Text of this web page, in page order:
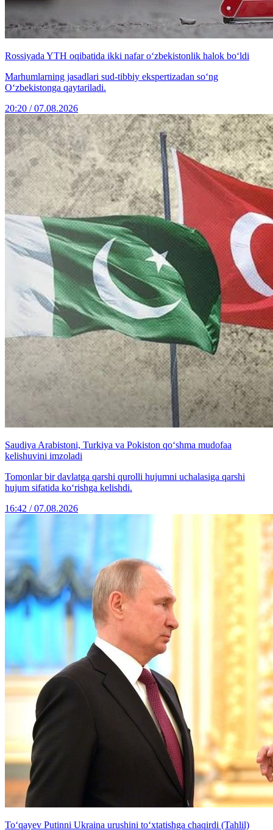
Rossiyada YTH oqibatida ikki nafar o‘zbekistonlik halok bo‘ldi
Marhumlarning jasadlari sud-tibbiy ekspertizadan so‘ng
O‘zbekistonga qaytariladi.
20:20 / 07.08.2026
Saudiya Arabistoni, Turkiya va Pokiston qo‘shma mudofaa
kelishuvini imzoladi
Tomonlar bir davlatga qarshi qurolli hujumni uchalasiga qarshi
hujum sifatida ko‘rishga kelishdi.
16:42 / 07.08.2026
To‘qayev Putinni Ukraina urushini to‘xtatishga chaqirdi (Tahlil)